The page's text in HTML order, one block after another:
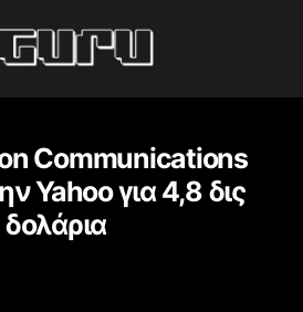
Communications
Yahoo για 4,8 δις
δολάρια